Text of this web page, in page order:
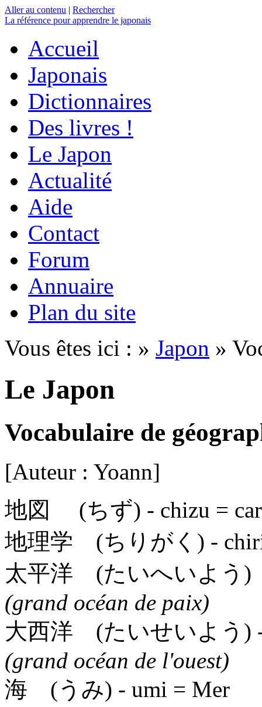
Aller au contenu | Rechercher
La référence pour apprendre le japonais
Accueil
Japonais
Dictionnaires
Des livres !
Le Japon
Actualité
Aide
Contact
Forum
Annuaire
Plan du site
Vous êtes ici : » Japon »
Le Japon
Vocabulaire de
[Auteur : Yoann]
地図 (ちず) - chizu =
地理学 (ちりがく) -
太平洋 (たいへいよ
(grand océan de paix)
大西洋 (たいせいよう)
(grand océan de l'ouest)
海 (うみ) - umi = Mer